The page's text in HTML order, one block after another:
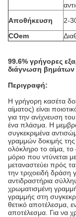
Αποθήκευση 2-
COem
99.6% γρήγορες
διάγνωση βημάτων
Περιγραφή:
Η γρήγορη κασέτα
αίματος) είναι
για την ανίχνευση
ένα πλάσμα. Η
συγκεκριμένα
γραμμών δοκιμής της
ολόκληρο το αίμα,
μόριο που ντύνεται
μεταναστεύει πρός
την τριχοειδή δράση
αντιδραστήρια
χρωματισμένη
γραμμής στη
θετικό αποτέλεσμα,
αποτέλεσμα. Για να